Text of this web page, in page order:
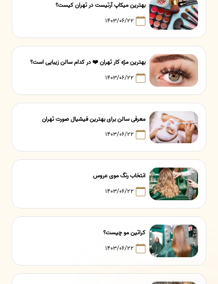
بهترین میکاپ آرتیست در تهران کیست؟
۱۴۰۳/۰۶/۲۲
بهترین مژه کار تهران ❤️ در کدام سالن زیبایی است؟
۱۴۰۳/۰۶/۲۲
معرفی سالن برای بهترین فیشیال صورت تهران
۱۴۰۳/۰۶/۲۲
انتخاب رنگ موی عروس
۱۴۰۳/۰۶/۲۲
کراتین مو چیست؟
۱۴۰۳/۰۶/۲۲